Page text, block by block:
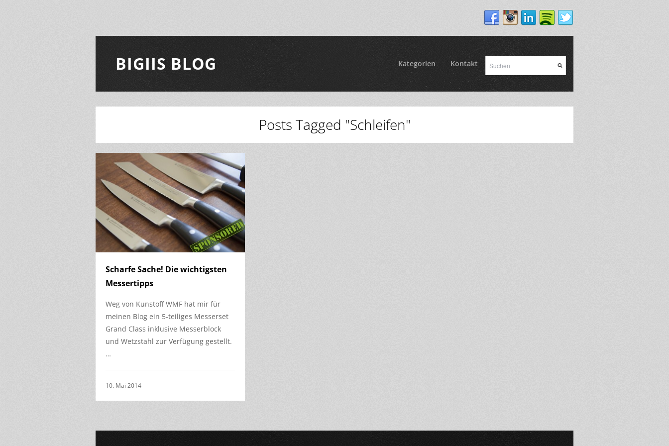
BIGIIS BLOG Kategorien Kontakt
Posts Tagged "Schleifen"
Scharfe Sache! Die wichtigsten
Messertipps
Weg von Kunstoff WMF hat mir für
meinen Blog ein 5-teiliges Messerset
Grand Class inklusive Messerblock
und Wetzstahl zur Verfügung gestellt.
…
10. Mai 2014